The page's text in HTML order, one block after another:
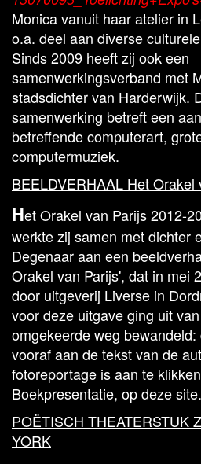
Monica vanuit haar atelier in
o.a. deel aan diverse
Sinds 2009 heeft zij ook een
samenwerkingsverband met
stadsdichter van Harderwijk.
samenwerking betreft een
betreffende computerart,
computermuziek.
BEELDVERHAAL Het Orakel
Het Orakel van Parijs 2012-
werkte zij samen met dichter
Degenaar aan een
Orakel van Parijs', dat in mei
door uitgeverij Liverse in
voor deze uitgave ging uit
omgekeerde weg
vooraf aan de tekst van de
fotoreportage is aan te
Boekpresentatie, op deze site.
POËTISCH THEATERSTUK
YORK